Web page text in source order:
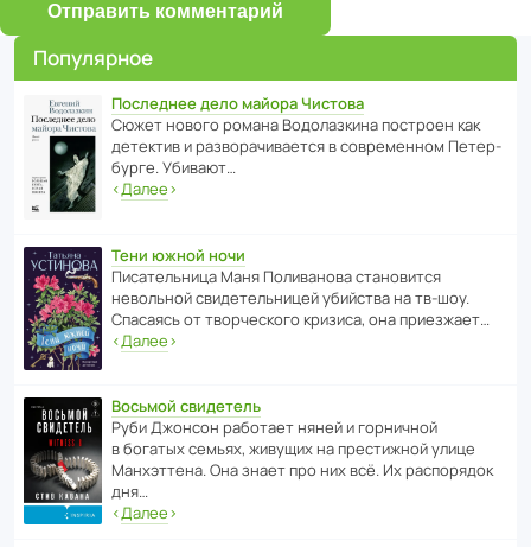
Отправить комментарий
Популярное
Последнее дело майора Чистова
Сюжет нового романа Водо­ла­з­кина пост­роен как
дете­ктив и разво­ра­чи­ва­ется в совре­менном Пете­р­
бурге. Убивают…
‹Далее›
Тени южной ночи
Писа­тель­ница Маня Поли­ва­нова стано­вится
невольной свиде­тель­ницей убийства на тв-шоу.
Спасаясь от твор­че­с­кого кризиса, она приезжает…
‹Далее›
Восьмой свидетель
Руби Джонсон рабо­тает няней и горни­чной
в богатых семьях, живущих на прес­ти­жной улице
Манх­эт­тена. Она знает про них всё. Их распо­рядок
дня…
‹Далее›